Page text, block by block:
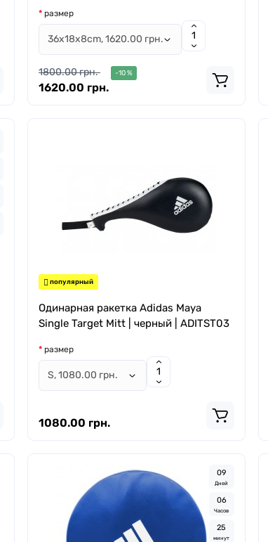
размер
1800.00 грн. -10 %
1620.00 грн.
популярный
Одинарная ракетка Adidas Maya
Single Target Mitt | черный | ADITST03
размер
1080.00 грн.
09
Дней
06
Часов
25
минут